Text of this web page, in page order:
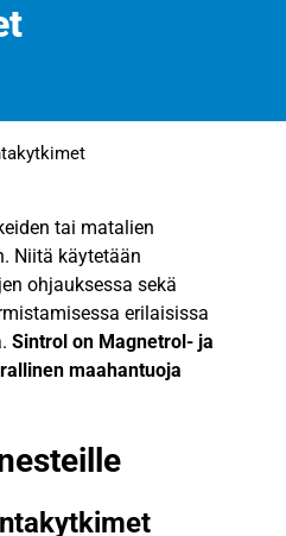
tai matalien
Niitä käytetään
ohjauksessa sekä
erilaisissa
Sintrol on Magnetrol- ja
maahantuoja